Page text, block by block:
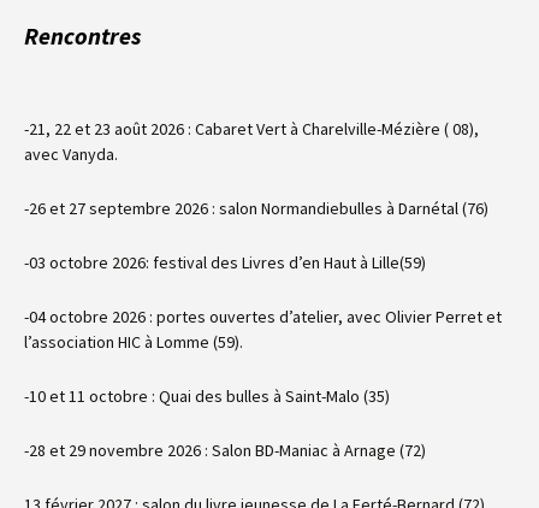
Rencontres
-21, 22 et 23 août 2026 : Cabaret Vert à Charelville-Mézière ( 08),
avec Vanyda.
-26 et 27 septembre 2026 : salon Normandiebulles à Darnétal (76)
-03 octobre 2026: festival des Livres d’en Haut à Lille(59)
-04 octobre 2026 : portes ouvertes d’atelier, avec Olivier Perret et
l’association HIC à Lomme (59).
-10 et 11 octobre : Quai des bulles à Saint-Malo (35)
-28 et 29 novembre 2026 : Salon BD-Maniac à Arnage (72)